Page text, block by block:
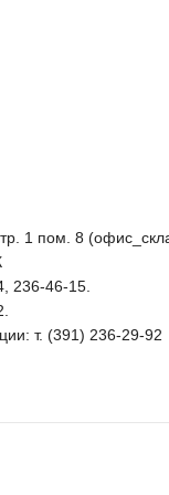
1 пом. 8
236-46-15.
т. (391) 236-29-92